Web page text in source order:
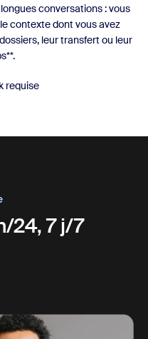
conversations : vous
contexte dont vous avez
leur transfert ou leur
requise
24, 7 j/7